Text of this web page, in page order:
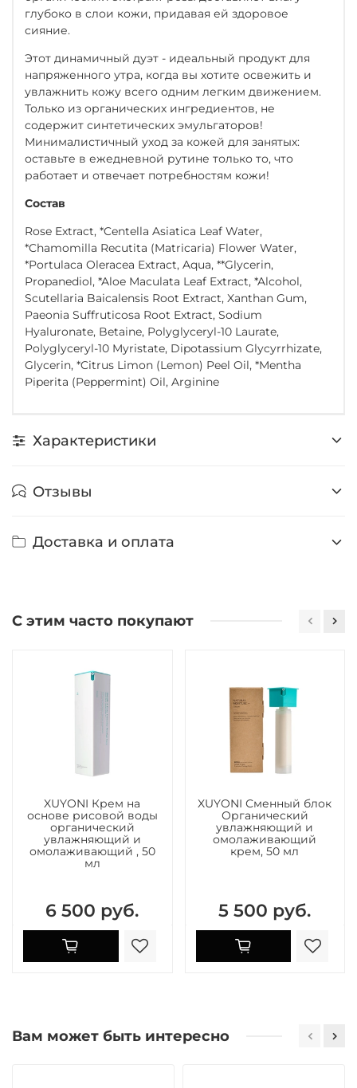
глубоко в слои кожи, придавая ей здоровое
сияние.
Этот динамичный дуэт - идеальный продукт для
напряженного утра, когда вы хотите освежить и
увлажнить кожу всего одним легким движением.
Только из органических ингредиентов, не
содержит синтетических эмульгаторов!
Минималистичный уход за кожей для занятых:
оставьте в ежедневной рутине только то, что
работает и отвечает потребностям кожи!
Состав
Rose Extract, *Centella Asiatica Leaf Water,
*Chamomilla Recutita (Matricaria) Flower Water,
*Portulaca Oleracea Extract, Aqua, **Glycerin,
Propanediol, *Aloe Maculata Leaf Extract, *Alcohol,
Scutellaria Baicalensis Root Extract, Xanthan Gum,
Paeonia Suffruticosa Root Extract, Sodium
Hyaluronate, Betaine, Polyglyceryl-10 Laurate,
Polyglyceryl-10 Myristate, Dipotassium Glycyrrhizate,
Glycerin, *Citrus Limon (Lemon) Peel Oil, *Mentha
Piperita (Peppermint) Oil, Arginine
Характеристики
Отзывы
Доставка и оплата
С этим часто покупают
XUYONI Крем на
основе рисовой воды
органический
увлажняющий и
омолаживающий , 50
мл
6 500 руб.
XUYONI Сменный блок
Органический
увлажняющий и
омолаживающий
крем, 50 мл
5 500 руб.
Вам может быть интересно